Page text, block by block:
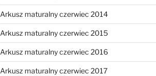
Arkusz maturalny czerwiec 2014
Arkusz maturalny czerwiec 2015
Arkusz maturalny czerwiec 2016
Arkusz maturalny czerwiec 2017